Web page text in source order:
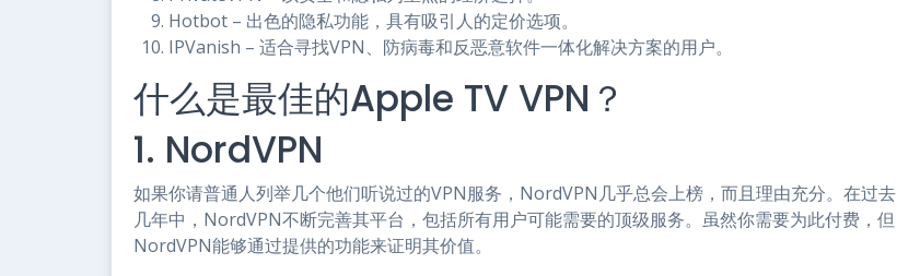
Hotbot – 出色的隐私功能，具有吸引人的定价选项。
IPVanish – 适合寻找VPN、防病毒和反恶意软件一体化解决方案的用户。
什么是最佳的Apple TV VPN？
1. NordVPN
如果你请普通人列举几个他们听说过的VPN服务，NordVPN几乎总会上榜，而且理由充分。在过去
几年中，NordVPN不断完善其平台，包括所有用户可能需要的顶级服务。虽然你需要为此付费，但
NordVPN能够通过提供的功能来证明其价值。